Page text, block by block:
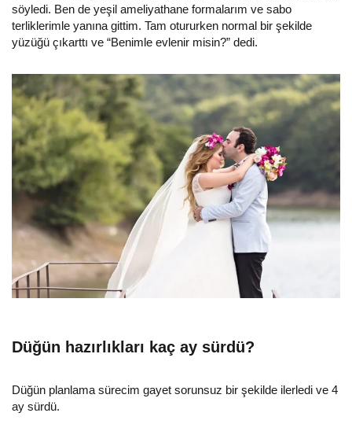
söyledi. Ben de yeşil ameliyathane formalarım ve sabo
terliklerimle yanına gittim. Tam otururken normal bir şekilde
yüzüğü çıkarttı ve “Benimle evlenir misin?” dedi.
Düğün hazırlıkları kaç ay sürdü?
Düğün planlama sürecim gayet sorunsuz bir şekilde ilerledi ve 4
ay sürdü.